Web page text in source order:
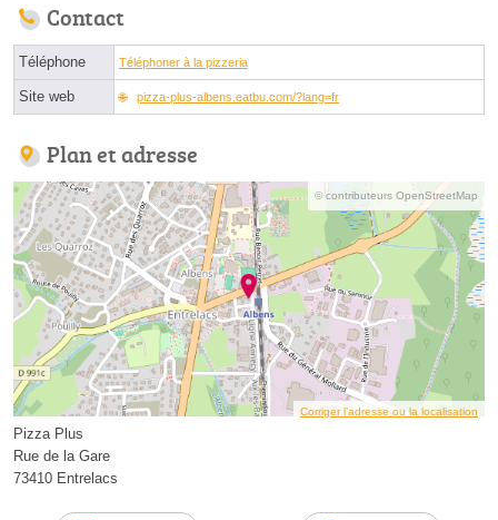
Contact
Téléphone Téléphoner à la pizzeria
Site web pizza-plus-albens.eatbu.com/?lang=fr
Plan et adresse
© contributeurs OpenStreetMap
Corriger l’adresse ou la localisation
Pizza Plus
Rue de la Gare
73410 Entrelacs